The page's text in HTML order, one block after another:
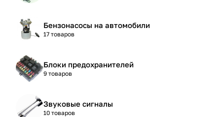
Бензонасосы на автомобили
17 товаров
Блоки предохранителей
9 товаров
Звуковые сигналы
10 товаров